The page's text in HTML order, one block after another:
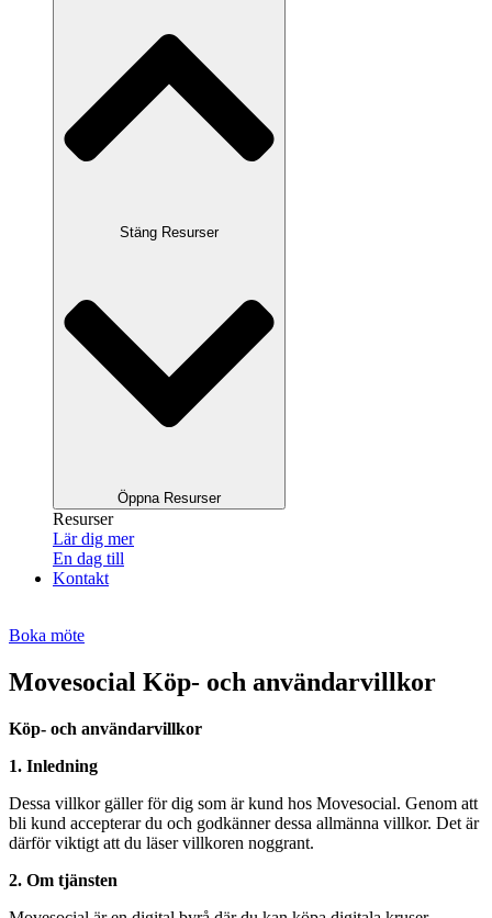
Stäng Resurser
Öppna Resurser
Resurser
Lär dig mer
En dag till
Kontakt
Boka möte
Movesocial Köp- och användarvillkor
Köp- och användarvillkor
1. Inledning
Dessa villkor gäller för dig som är kund hos Movesocial. Genom att
bli kund accepterar du och godkänner dessa allmänna villkor. Det är
därför viktigt att du läser villkoren noggrant.
2. Om tjänsten